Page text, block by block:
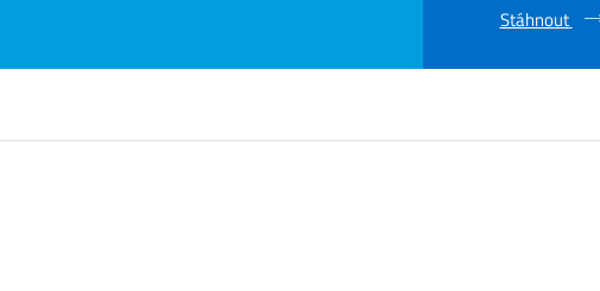
Stáhnout